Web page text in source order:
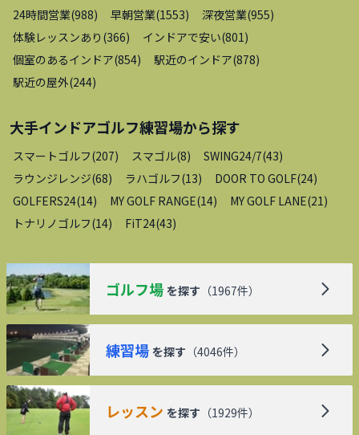
24時間営業(988) 早朝営業(1553) 深夜営業(955)
体験レッスンあり (366) インドアで安い(801 )
個室のあるインドア(854) 駅近のインドア(878)
駅近の屋外(244)
大手インドアゴルフ練習場から探す
スマートゴルフ(207) スマゴル(8) SWING24/7(43)
ラウンジレンジ(68) ラハゴルフ(13) DOOR TO GOLF(24)
GOLFERS24(14) MY GOLF RANGE(14) MY GOLF LANE(21 )
トナリノゴルフ(14) FiT24(43)
ゴルフ場 を探す （1967件）
練習場 を探す （4046件）
レッスン を探す （1929件）